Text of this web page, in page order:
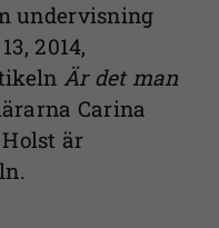
undervisning
2014,
Är det man
Carina
är
Nödvändiga
Dessa kakor
går inte att
välja bort. De